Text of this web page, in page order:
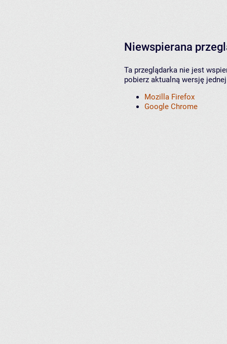
Niewspierana
Ta przeglądarka nie jest
pobierz aktualną wersję
Mozilla Firefox
Google Chrome